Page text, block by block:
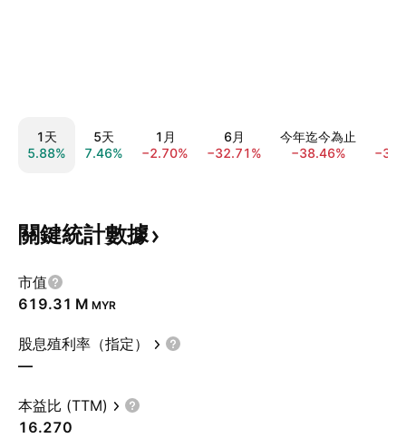
1天
5.88%
5天
7.46%
1月
−2.70%
6月
−32.71%
今年迄今為止
−38.46%
關鍵統計數據
市值
‪619.31 M‬ MYR
股息殖利率（指定）
—
本益比 (TTM)
16.270